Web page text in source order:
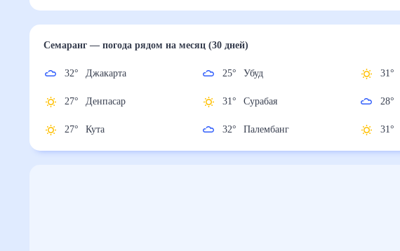
Семаранг— погода рядомна месяц (30 дней)
32° Джакарта
27° Денпасар
27° Кута
25° Убуд
31° Сурабая
32° Палембанг
31°
28°
31°